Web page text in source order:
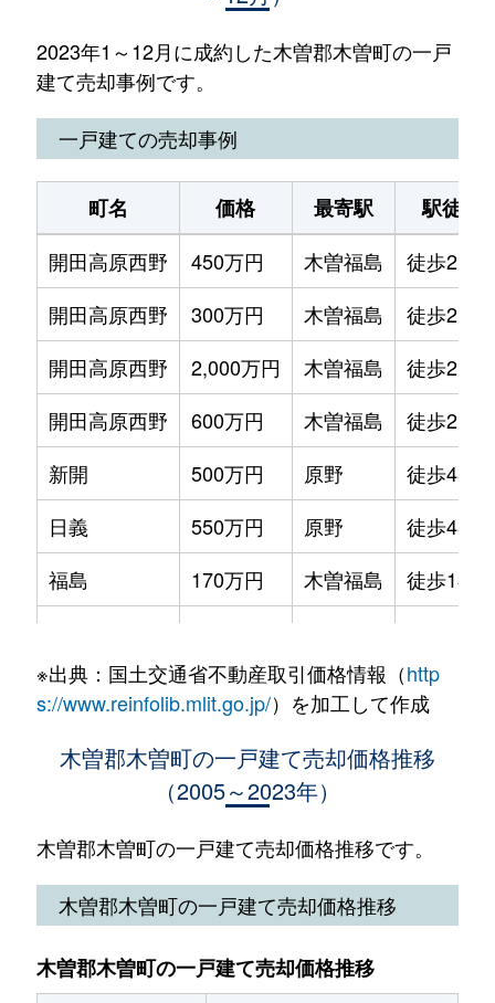
2023年1～12月に成約した木曽郡木曽町の一戸
建て売却事例です。
一戸建ての売却事例
町名 価格 最寄駅
駅徒歩
開田高原西野
450万円 木曽福島
徒歩2時
開田高原西野
300万円 木曽福島
徒歩2時
開田高原西野
2,000万円 木曽福島
徒歩2時
開田高原西野
600万円 木曽福島
徒歩2時
新開
500万円 原野
徒歩45分
日義
550万円 原野
徒歩45分
福島
170万円 木曽福島
徒歩13分
福島
680万円 木曽福島
徒歩19分
※出典：国土交通省不動産取引価格情報（http
s://www.reinfolib.mlit.go.jp/）を加工して作成
木曽郡木曽町の一戸建て売却価格推移
（2005～2023年）
木曽郡木曽町の一戸建て売却価格推移です。
木曽郡木曽町の一戸建て売却価格推移
木曽郡木曽町の一戸建て売却価格推移